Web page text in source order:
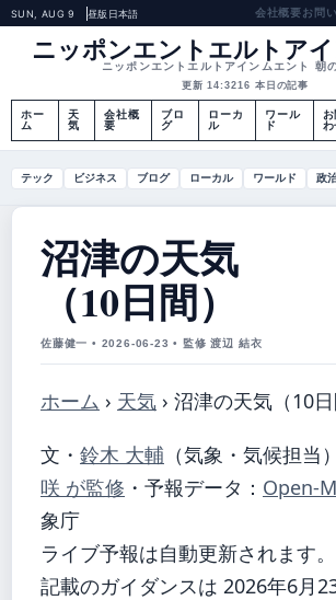
SUN, AUG 9 昼版 日本語 会社概要お問
ニッポンエントエルトア
ニッポンエントエルトアインムエント 朝
更新 14:3216 本日の記事
ホー
ム
天
気
会社概
要
ブロ
グ
ローカ
ル
ワール
ド
わ
テック ビジネス ブログ ローカル ワールド 政
沼津の天気
（10日間）
佐藤健一 • 2026-06-23 • 監修 渡辺 結衣
ホーム › 天気 › 沼津の天気（10日
文・ 鈴木 大輔 （気象・気候担当）
咲 が監修 ・ 予報データ： Open-
象庁
ライブ予報は自動更新されます。
記載のガイダンスは 2026年6月